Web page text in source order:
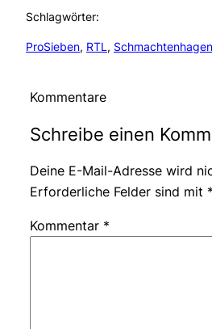
Schlagwörter:
ProSieben, RTL, Schmachtenhagen
Kommentare
Schreibe einen
Deine E-Mail-Adresse wird
Erforderliche Felder sind mit *
Kommentar *